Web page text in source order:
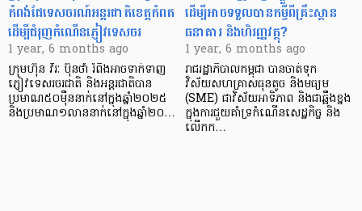
កំពង់ផែទេសចរណ៍អន្តរជាតិខេត្តកំពត
ដើម្បីជំរុញកំណើនភ្ញៀវទេសចរ
1 year, 6 months ago
ក្រុមហ៊ុន វីរៈ ប៊ុនថាំ រំពឹងអាចទាក់ទាញ
ភ្ញៀវទេសរចរជាតិ និងអន្តរជាតិបាន
ប្រមាណ៥០ម៉ឺននាក់នៅក្នុងឆ្នាំ២០២៥
និងប្រមាណ១លាននាក់នៅក្នុងឆ្នាំ២០…
ដើម្បីអាចទទួលបានកម្ចីពីគ្រឹះស្ថាន
ធនាគារ និងហិរញ្ញវត្ថុ?
1 year, 6 months ago
រាជរដ្ឋាភិបាលកម្ពុជា បានចាត់ទុក
វិស័យសហគ្រាសធុនតូច និងមធ្យម
(SME) ជាវិស័យអាទិភាព និងជាឆ្អឹងខ្នង
ក្នុងការជួយគាំទ្រកំណើនសេដ្ឋកិច្ច និង
លើកក…